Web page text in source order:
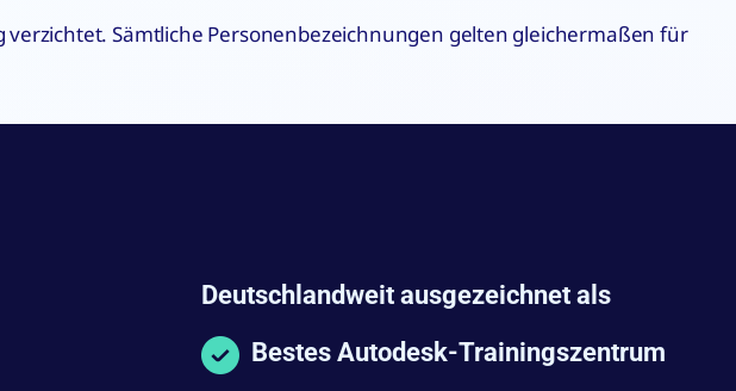
Sämtliche Personenbezeichnungen gelten gleichermaßen für
Deutschlandweit ausgezeichnet als
Bestes Autodesk-Trainingszentrum